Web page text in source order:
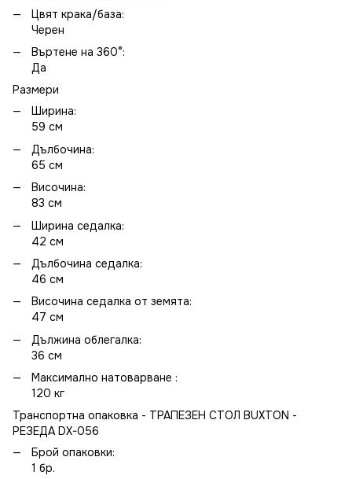
Цвят крака/база:
Черен
Въртене на 360°:
Да
Размери
Ширина:
59 см
Дълбочина:
65 см
Височина:
83 см
Ширина седалка:
42 см
Дълбочина седалка:
46 см
Височина седалка от земята:
47 см
Дължина облегалка:
36 см
Максимално натоварване :
120 кг
Транспортна опаковка - ТРАПЕЗЕН СТОЛ BUXTON -
РЕЗЕДА DX-056
Брой опаковки:
1 бр.